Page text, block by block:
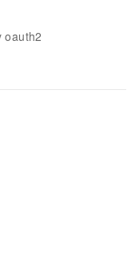
oauth2